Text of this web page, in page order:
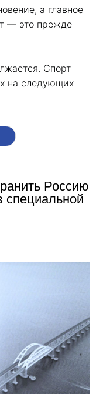
а главное
— это прежде
Спорт
на следующих
Россию
специальной